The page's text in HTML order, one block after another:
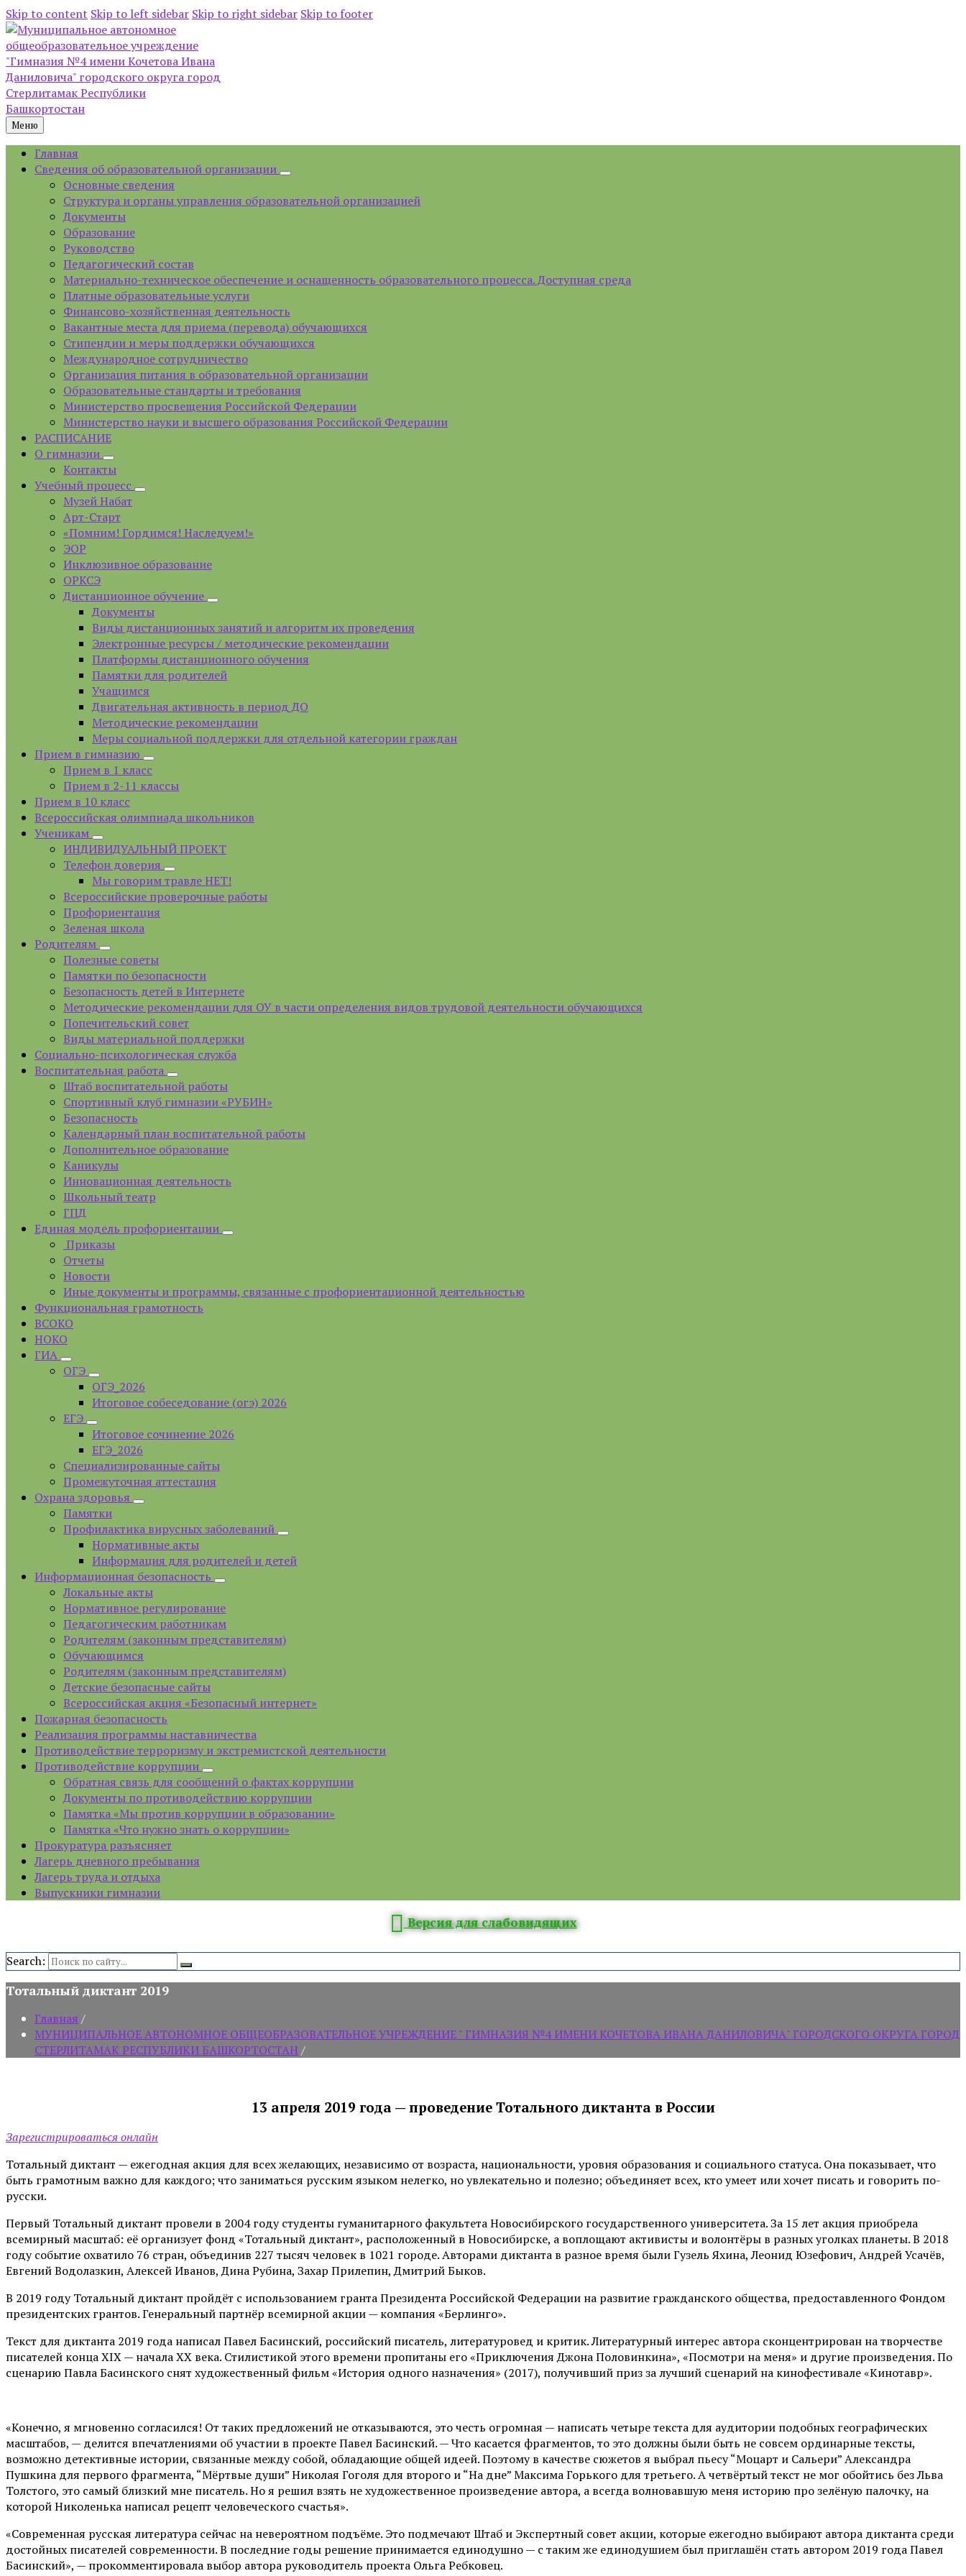
Skip to content Skip to left sidebar Skip to right sidebar Skip to footer
Меню
Главная
Сведения об образовательной организации
Основные сведения
Структура и органы управления образовательной организацией
Документы
Образование
Руководство
Педагогический состав
Материально-техническое обеспечение и оснащенность образовательного процесса. Доступная среда
Платные образовательные услуги
Финансово-хозяйственная деятельность
Вакантные места для приема (перевода) обучающихся
Стипендии и меры поддержки обучающихся
Международное сотрудничество
Организация питания в образовательной организации
Образовательные стандарты и требования
Министерство просвещения Российской Федерации
Министерство науки и высшего образования Российской Федерации
РАСПИСАНИЕ
О гимназии
Контакты
Учебный процесс
Музей Набат
Арт-Старт
«Помним! Гордимся! Наследуем!»
ЭОР
Инклюзивное образование
ОРКСЭ
Дистанционное обучение
Документы
Виды дистанционных занятий и алгоритм их проведения
Электронные ресурсы / методические рекомендации
Платформы дистанционного обучения
Памятки для родителей
Учащимся
Двигательная активность в период ДО
Методические рекомендации
Меры социальной поддержки для отдельной категории граждан
Прием в гимназию
Прием в 1 класс
Прием в 2-11 классы
Прием в 10 класс
Всероссийская олимпиада школьников
Ученикам
ИНДИВИДУАЛЬНЫЙ ПРОЕКТ
Телефон доверия
Мы говорим травле НЕТ!
Всероссийские проверочные работы
Профориентация
Зеленая школа
Родителям
Полезные советы
Памятки по безопасности
Безопасность детей в Интернете
Методические рекомендации для ОУ в части определения видов трудовой деятельности обучающихся
Попечительский совет
Виды материальной поддержки
Социально-психологическая служба
Воспитательная работа
Штаб воспитательной работы
Спортивный клуб гимназии «РУБИН»
Безопасность
Календарный план воспитательной работы
Дополнительное образование
Каникулы
Инновационная деятельность
Школьный театр
ГПД
Единая модель профориентации
Приказы
Отчеты
Новости
Иные документы и программы, связанные с профориентационной деятельностью
Функциональная грамотность
ВСОКО
НОКО
ГИА
ОГЭ
ОГЭ_2026
Итоговое собеседование (огэ) 2026
ЕГЭ
Итоговое сочинение 2026
ЕГЭ_2026
Специализированные сайты
Промежуточная аттестация
Охрана здоровья
Памятки
Профилактика вирусных заболеваний
Нормативные акты
Информация для родителей и детей
Информационная безопасность
Локальные акты
Нормативное регулирование
Педагогическим работникам
Родителям (законным представителям)
Обучающимся
Родителям (законным представителям)
Детские безопасные сайты
Всероссийская акция «Безопасный интернет»
Пожарная безопасность
Реализация программы наставничества
Противодействие терроризму и экстремистской деятельности
Противодействие коррупции
Обратная связь для сообщений о фактах коррупции
Документы по противодействию коррупции
Памятка «Мы против коррупции в образовании»
Памятка «Что нужно знать о коррупции»
Прокуратура разъясняет
Лагерь дневного пребывания
Лагерь труда и отдыха
Выпускники гимназии
Версия для слабовидящих
Search:
Тотальный диктант 2019
Главная /
МУНИЦИПАЛЬНОЕ АВТОНОМНОЕ ОБЩЕОБРАЗОВАТЕЛЬНОЕ УЧРЕЖДЕНИЕ " ГИМНАЗИЯ №4 ИМЕНИ КОЧЕТОВА ИВАНА ДАНИЛОВИЧА" ГОРОДСКОГО ОКРУГА ГОРОД
СТЕРЛИТАМАК РЕСПУБЛИКИ БАШКОРТОСТАН /
13 апреля 2019 года — проведение Тотального диктанта в России
Зарегистрироваться онлайн
Тотальный диктант — ежегодная акция для всех желающих, независимо от возраста, национальности, уровня образования и социального статуса. Она показывает, что
быть грамотным важно для каждого; что заниматься русским языком нелегко, но увлекательно и полезно; объединяет всех, кто умеет или хочет писать и говорить по-
русски.
Первый Тотальный диктант провели в 2004 году студенты гуманитарного факультета Новосибирского государственного университета. За 15 лет акция приобрела
всемирный масштаб: её организует фонд «Тотальный диктант», расположенный в Новосибирске, а воплощают активисты и волонтёры в разных уголках планеты. В 2018
году событие охватило 76 стран, объединив 227 тысяч человек в 1021 городе. Авторами диктанта в разное время были Гузель Яхина, Леонид Юзефович, Андрей Усачёв,
Евгений Водолазкин, Алексей Иванов, Дина Рубина, Захар Прилепин, Дмитрий Быков.
В 2019 году Тотальный диктант пройдёт с использованием гранта Президента Российской Федерации на развитие гражданского общества, предоставленного Фондом
президентских грантов. Генеральный партнёр всемирной акции — компания «Берлинго».
Текст для диктанта 2019 года написал Павел Басинский, российский писатель, литературовед и критик. Литературный интерес автора сконцентрирован на творчестве
писателей конца XIX — начала XX века. Стилистикой этого времени пропитаны его «Приключения Джона Половинкина», «Посмотри на меня» и другие произведения. По
сценарию Павла Басинского снят художественный фильм «История одного назначения» (2017), получивший приз за лучший сценарий на кинофестивале «Кинотавр».
«Конечно, я мгновенно согласился! От таких предложений не отказываются, это честь огромная — написать четыре текста для аудитории подобных географических
масштабов, — делится впечатлениями об участии в проекте Павел Басинский. — Что касается фрагментов, то это должны были быть не совсем ординарные тексты,
возможно детективные истории, связанные между собой, обладающие общей идеей. Поэтому в качестве сюжетов я выбрал пьесу “Моцарт и Сальери” Александра
Пушкина для первого фрагмента, “Мёртвые души” Николая Гоголя для второго и “На дне” Максима Горького для третьего. А четвёртый текст не мог обойтись без Льва
Толстого, это самый близкий мне писатель. Но я решил взять не художественное произведение автора, а всегда волновавшую меня историю про зелёную палочку, на
которой Николенька написал рецепт человеческого счастья».
«Современная русская литература сейчас на невероятном подъёме. Это подмечают Штаб и Экспертный совет акции, которые ежегодно выбирают автора диктанта среди
достойных писателей современности. В последние годы решение принимается единодушно — с таким же единодушием был приглашён стать автором 2019 года Павел
Басинский», — прокомментировала выбор автора руководитель проекта Ольга Ребковец.